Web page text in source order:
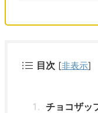
目次 [非表示]
チョコザッ